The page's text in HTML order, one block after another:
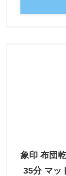
象印 布団
35分 マッ